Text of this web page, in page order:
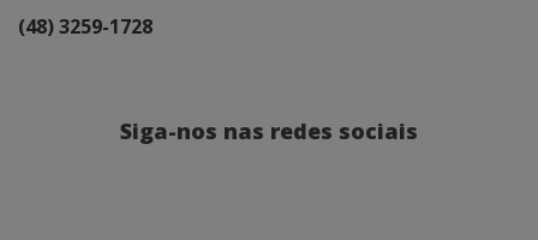
(48) 3259-1728
Siga-nos nas redes sociais